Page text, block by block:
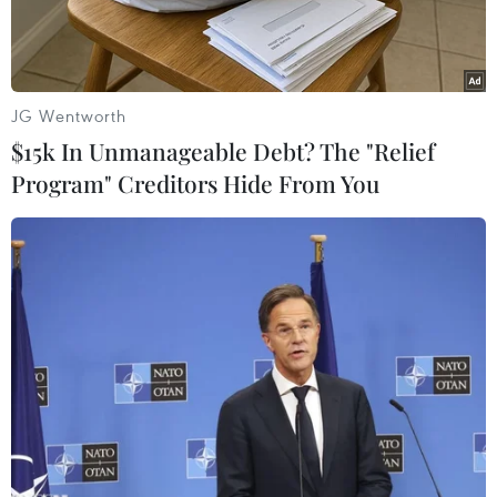
Tổng thống Nga Vladimir Putin (trái) trong cuộc gặp Chủ tịch Ủy
ban Bầu cử Trung ương Ella Pamfilova tại Moskva, ngày
3/7/2023. (Ảnh: AFP/TTXVN)
Theo phóng viên TTXVN tại Moskva, Chủ tịch Ủy
ban Bầu cử Nga Ella Pamfilova ngày 24/1 thông
JG Wentworth
$15k In Unmanageable Debt? The "Relief
Program" Creditors Hide From You